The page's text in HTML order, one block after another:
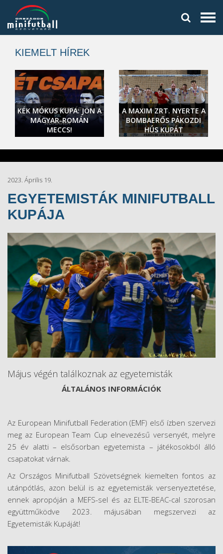
KIEMELT HÍREK
KÉK MÓKUS KUPA: JÖN A
MAGYAR-ROMÁN
MECCS!
A MAXIM ZRT. NYERTE A
BOMBAERŐS PÁKOZDI
HÚS KUPÁT
2023. Április 19.
EGYETEMISTÁK MINIFUTBALL
KUPÁJA
Május végén találkoznak az egyetemisták
ÁLTALÁNOS INFORMÁCIÓK
Az European Minifutball Federation (EMF) első ízben szervezi
meg az European Team Cup elnevezésű versenyét, melyre
25 év alatti – elsősorban egyetemista – játékosokból álló
csapatokat várnak.
Az Országos Minifutball Szövetségnek kiemelten fontos az
utánpótlás, azon belül is az egyetemisták versenyeztetése,
ennek apropóján a MEFS-sel és az ELTE-BEAC-cal szorosan
együttműködve 2023. májusában megszervezi az
Egyetemisták Kupáját!